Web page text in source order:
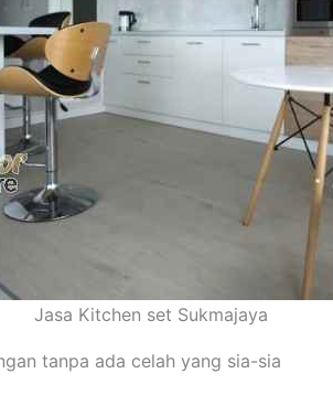
Jasa Kitchen set Sukmajaya
tanpa ada celah yang sia-sia